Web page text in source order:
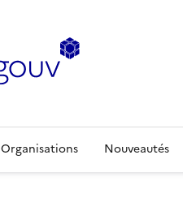
Organisations Nouveautés